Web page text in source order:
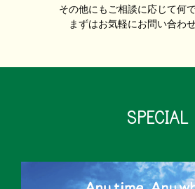
その他にもご相談に応じて何
まずはお気軽にお問い合わ
SPECIAL